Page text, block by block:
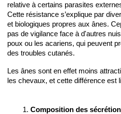
relative à certains parasites
Cette résistance s’explique par
et biologiques propres aux ânes.
pas de vigilance face à d'autres
poux ou les acariens, qui peuvent
des troubles cutanés.
Les ânes sont en effet moins
les chevaux, et cette différence est
Composition des